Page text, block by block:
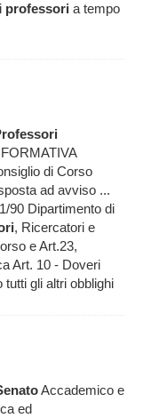
professori a tempo
di Corso
ad avviso ...
90 Dipartimento di
, Ricercatori e
e Art.23,
Art. 10 - Doveri
tutti gli altri obblighi
Accademico e
ed